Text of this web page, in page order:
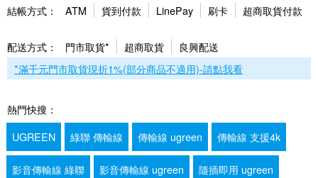
結帳方式： ATM 貨到付款 LinePay 刷卡 超商取貨付款
配送方式： 門市取貨* 超商取貨
良興配送
*滿千元門市取貨現折1%(部分商品不適用)-請點我看
熱門快搜：
UGREEN
綠聯 傳輸線 傳輸線 ugreen 傳輸線 支援4k
影音傳輸線 綠聯 影音傳輸線 ugreen 隨插即用 ugreen